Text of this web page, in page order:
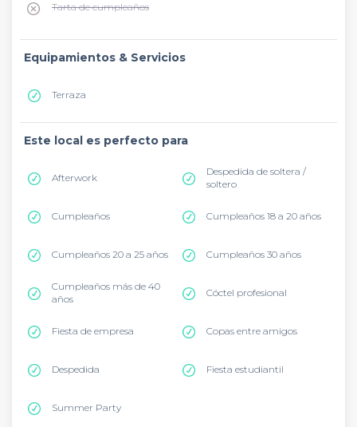
Tarta de cumpleaños
Equipamientos & Servicios
Terraza
Este local es perfecto para
Afterwork
Despedida de soltera /
soltero
Cumpleaños Cumpleaños 18 a 20 años
Cumpleaños 20 a 25 años Cumpleaños 30 años
Cumpleaños más de 40
años
Cóctel profesional
Fiesta de empresa Copas entre amigos
Despedida Fiesta estudiantil
Summer Party